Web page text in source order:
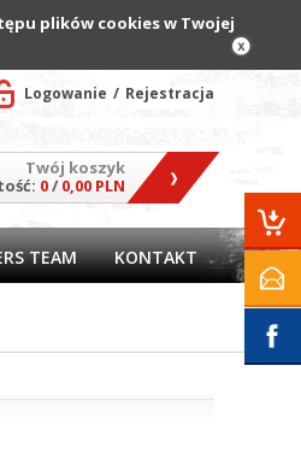
plików cookies w Twojej
Logowanie Rejestracja
Twój koszyk
0/ 0,00 PLN
TEAM KONTAKT